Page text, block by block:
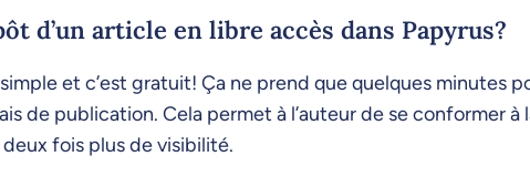
d’un article en libre accès dans Papyrus?
simple et c’est gratuit! Ça ne prend que quelques minutes
de publication. Cela permet à l’auteur de se
fois plus de visibilité.